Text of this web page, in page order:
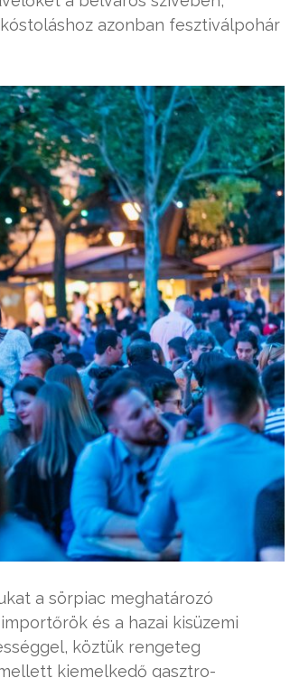
azonban fesztiválpohár
a sörpiac meghatározó
és a hazai kisüzemi
köztük rengeteg
kiemelkedő gasztro-